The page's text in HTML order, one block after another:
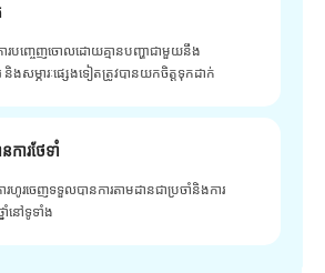
របញ្ចេញចោលដោយគ្មានបញ្ហាជាមួយនឹង
ងសម្ភារៈផ្សេងទៀតត្រូវបានយកចិត្តទុកដាក់
ការថែទាំ
រ​ហូរ​ចេញ​ទទួល​បាន​ការ​តាមដាន​ជា​ប្រចាំ​និង​ការ​
ាំ​នៅ​ទូទាំង​